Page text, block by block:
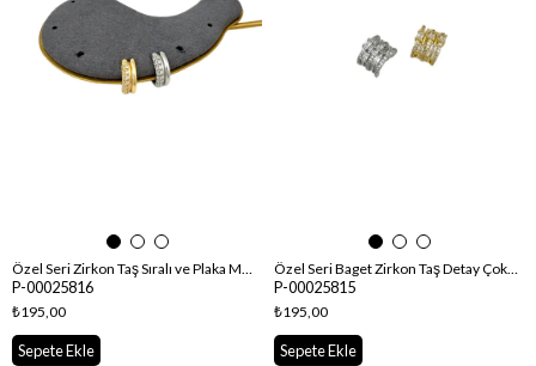
Özel Seri Zirkon Taş Sıralı ve Plaka Model Kıkırdak Küpe
P-00025816
₺195,00
Sepete Ekle
Özel Seri Baget Zirkon Taş Detay Çoklu Görünüm Kıkırdak Küpe
P-00025815
₺195,00
Sepete Ekle